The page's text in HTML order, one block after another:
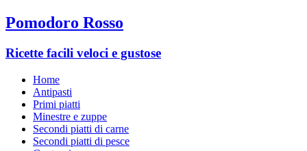
Pomodoro Rosso
Ricette facili veloci e gustose
Home
Antipasti
Primi piatti
Minestre e zuppe
Secondi piatti di carne
Secondi piatti di pesce